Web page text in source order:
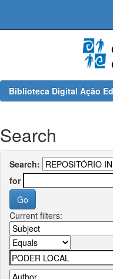
Biblioteca Digital Ação
Search
Search:
for
Current filters: